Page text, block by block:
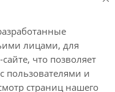
avtovs@yandex.ru
14, ГСК "Пламя", 4
476
лицами, для
что позволяет
пользователями и
страниц нашего